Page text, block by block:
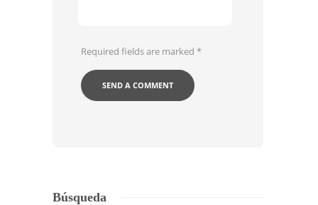
Required fields are marked *
Búsqueda